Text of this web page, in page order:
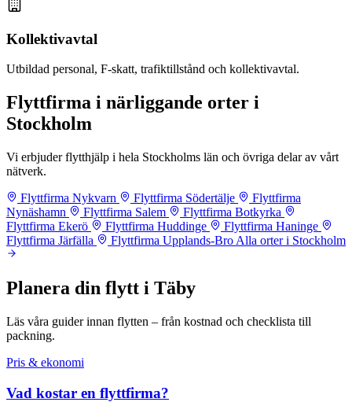
Kollektivavtal
Utbildad personal, F-skatt, trafiktillstånd och kollektivavtal.
Flyttfirma i närliggande orter i
Stockholm
Vi erbjuder flytthjälp i hela Stockholms län och övriga delar av vårt
nätverk.
Flyttfirma Nykvarn
Flyttfirma Södertälje
Flyttfirma
Nynäshamn
Flyttfirma Salem
Flyttfirma Botkyrka
Flyttfirma Ekerö
Flyttfirma Huddinge
Flyttfirma Haninge
Flyttfirma Järfälla
Flyttfirma Upplands-Bro Alla orter i Stockholm
Planera din flytt i Täby
Läs våra guider innan flytten – från kostnad och checklista till
packning.
Pris & ekonomi
Vad kostar en flyttfirma?